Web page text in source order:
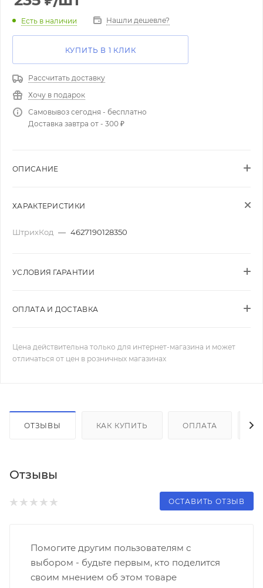
Есть в наличии Нашли дешевле?
КУПИТЬ В 1 КЛИК
Рассчитать доставку
Хочу в подарок
Самовывоз сегодня - бесплатно
Доставка завтра от - 300 ₽
ОПИСАНИЕ
ХАРАКТЕРИСТИКИ
ШтрихКод — 4627190128350
УСЛОВИЯ ГАРАНТИИ
ОПЛАТА И ДОСТАВКА
Цена действительна только для интернет-магазина и может
отличаться от цен в розничных магазинах
ОТЗЫВЫ КАК КУПИТЬ ОПЛАТА
Отзывы
ОСТАВИТЬ ОТЗЫВ
Помогите другим пользователям с
выбором - будьте первым, кто поделится
своим мнением об этом товаре